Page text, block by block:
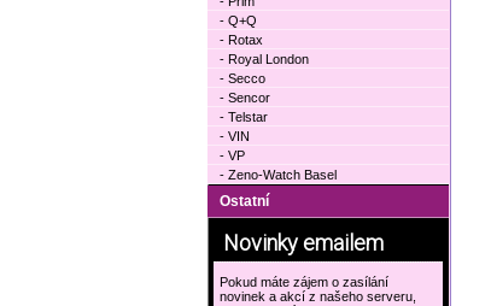
- Q+Q
- Rotax
- Royal London
- Secco
- Sencor
- Telstar
- VIN
- VP
- Zeno-Watch Basel
Ostatní
Novinky emailem
Pokud máte zájem o zasílání
novinek a akcí z našeho serveru,